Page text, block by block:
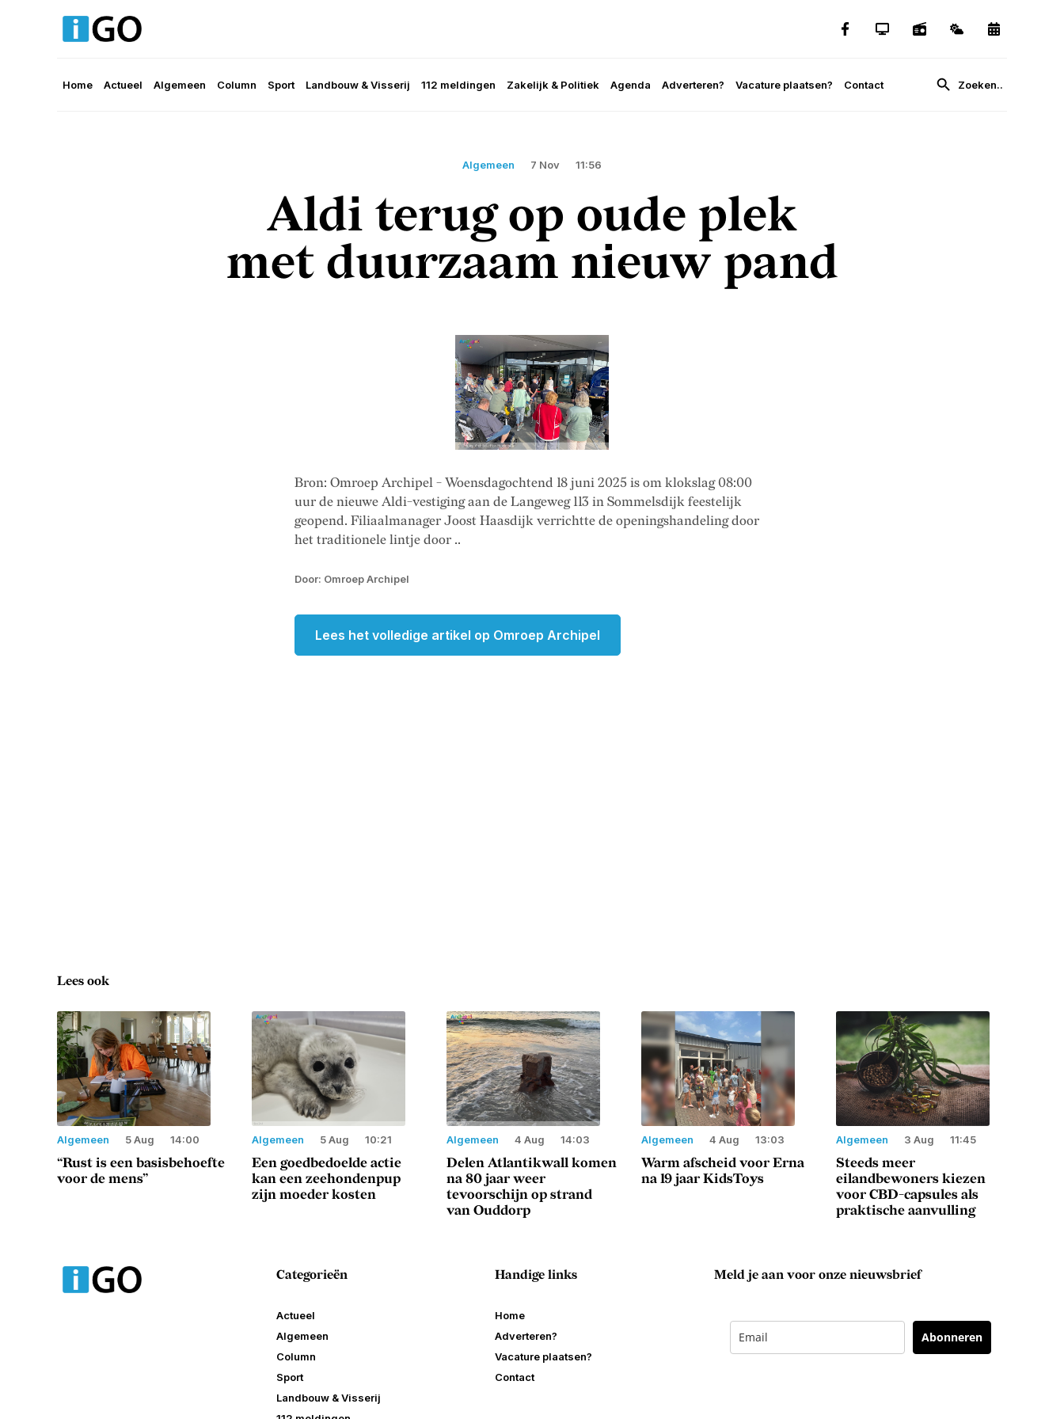
Home Actueel Algemeen Column Sport Landbouw & Visserij 112 meldingen Zakelijk & Politiek Agenda Adverteren? Vacature plaatsen? Contact
Algemeen 7 Nov 11:56
Aldi terug op oude plek
met duurzaam nieuw pand
Bron: Omroep Archipel - Woensdagochtend 18 juni 2025 is om klokslag 08:00
uur de nieuwe Aldi-vestiging aan de Langeweg 113 in Sommelsdijk feestelijk
geopend. Filiaalmanager Joost Haasdijk verrichtte de openingshandeling door
het traditionele lintje door ..
Door: Omroep Archipel
Lees het volledige artikel op Omroep Archipel
Lees ook
Algemeen 5 Aug 14:00
“Rust is een basisbehoefte
voor de mens”
Algemeen 5 Aug 10:21
Een goedbedoelde actie
kan een zeehondenpup
zijn moeder kosten
Algemeen 4 Aug 14:03
Delen Atlantikwall komen
na 80 jaar weer
tevoorschijn op strand
van Ouddorp
Algemeen 4 Aug 13:03
Warm afscheid voor Erna
na 19 jaar KidsToys
Algemeen 3 Aug 11:45
Steeds meer
eilandbewoners kiezen
voor CBD-capsules als
praktische aanvulling
Categorieën
Actueel
Algemeen
Column
Sport
Landbouw & Visserij
Handige links
Home
Adverteren?
Vacature plaatsen?
Contact
Meld je aan voor onze nieuwsbrief
Abonneren